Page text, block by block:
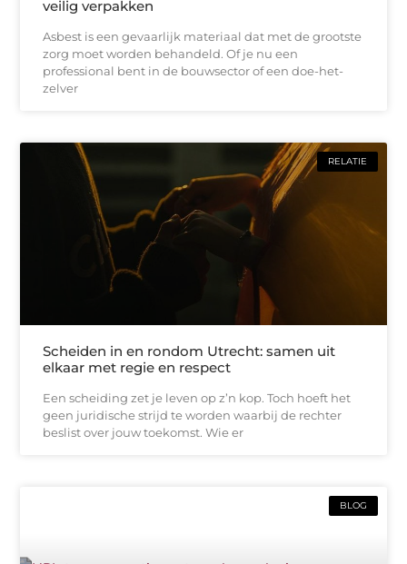
veilig verpakken
Asbest is een gevaarlijk materiaal dat met de grootste
zorg moet worden behandeld. Of je nu een
professional bent in de bouwsector of een doe-het-
zelver
RELATIE
Scheiden in en rondom Utrecht: samen uit
elkaar met regie en respect
Een scheiding zet je leven op z’n kop. Toch hoeft het
geen juridische strijd te worden waarbij de rechter
beslist over jouw toekomst. Wie er
BLOG